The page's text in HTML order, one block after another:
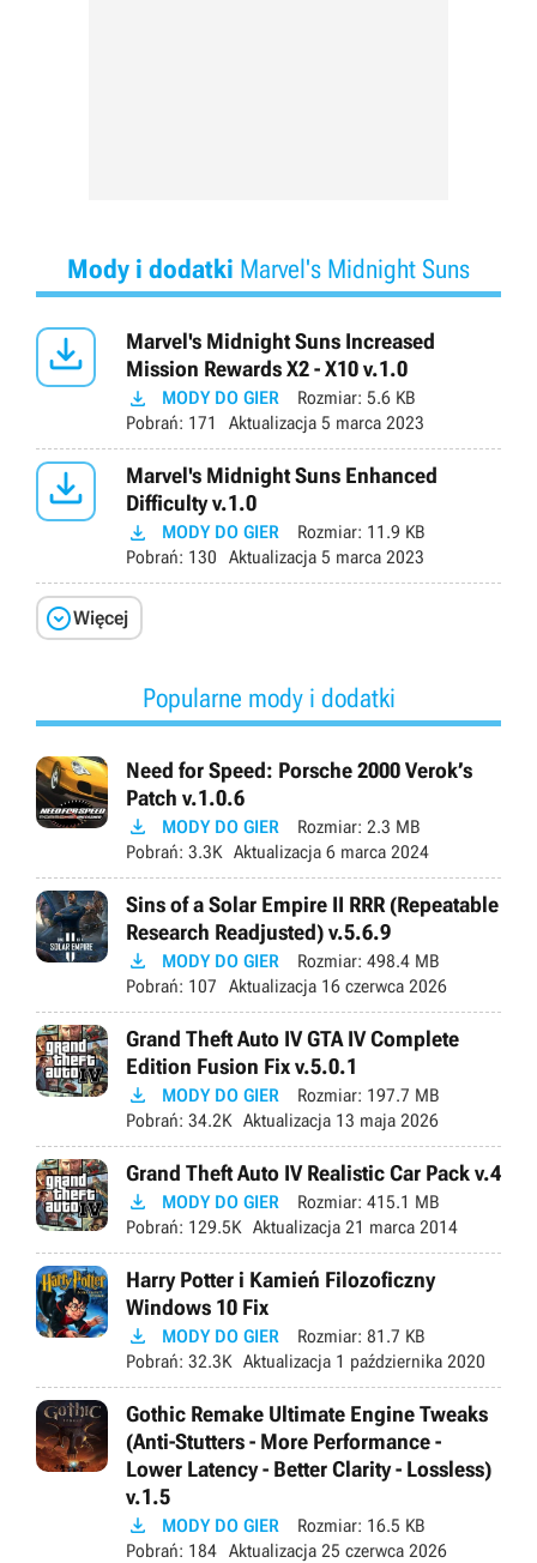
Mody i dodatki Marvel's Midnight Suns

Marvel's Midnight Suns Increased
Mission Rewards X2 - X10 v.1.0
 MODY DO GIER Rozmiar: 5.6 KB
Pobrań: 171 Aktualizacja 5 marca 2023

Marvel's Midnight Suns Enhanced
Difficulty v.1.0
 MODY DO GIER Rozmiar: 11.9 KB
Pobrań: 130 Aktualizacja 5 marca 2023
Więcej
Popularne mody i dodatki
Need for Speed: Porsche 2000 Verok’s
Patch v.1.0.6
 MODY DO GIER Rozmiar: 2.3 MB
Pobrań: 3.3K Aktualizacja 6 marca 2024
Sins of a Solar Empire II RRR (Repeatable
Research Readjusted) v.5.6.9
 MODY DO GIER Rozmiar: 498.4 MB
Pobrań: 107 Aktualizacja 16 czerwca 2026
Grand Theft Auto IV GTA IV Complete
Edition Fusion Fix v.5.0.1
 MODY DO GIER Rozmiar: 197.7 MB
Pobrań: 34.2K Aktualizacja 13 maja 2026
Grand Theft Auto IV Realistic Car Pack v.4
 MODY DO GIER Rozmiar: 415.1 MB
Pobrań: 129.5K Aktualizacja 21 marca 2014
Harry Potter i Kamień Filozoficzny
Windows 10 Fix
 MODY DO GIER Rozmiar: 81.7 KB
Pobrań: 32.3K Aktualizacja 1 października 2020
Gothic Remake Ultimate Engine Tweaks
(Anti-Stutters - More Performance -
Lower Latency - Better Clarity - Lossless)
v.1.5
 MODY DO GIER Rozmiar: 16.5 KB
Pobrań: 184 Aktualizacja 25 czerwca 2026